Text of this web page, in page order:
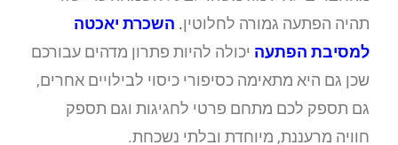
תהיה הפתעה גמורה לחלוטין. השכרת יאכטה
למסיבת הפתעה יכולה להיות פתרון מדהים עבורכם
שכן גם היא מתאימה כסיפורי כיסוי לבילויים אחרים,
גם תספק לכם מתחם פרטי לחגיגות וגם תספק
חוויה מרעננת, מיוחדת ובלתי נשכחת.